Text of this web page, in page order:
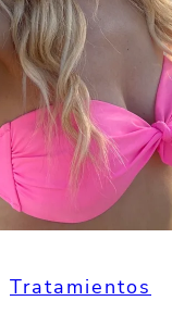
Tratamientos